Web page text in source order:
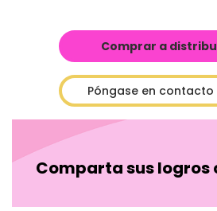
Comprar a
Póngase en
Comparta sus logros